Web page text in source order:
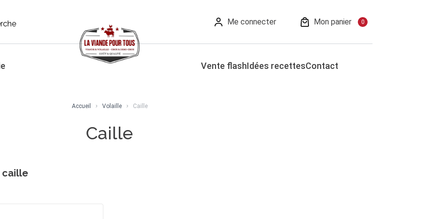
Me connecter Mon panier 0
Vente flashIdées recettesContact
Accueil Volaille Caille
Caille
caille